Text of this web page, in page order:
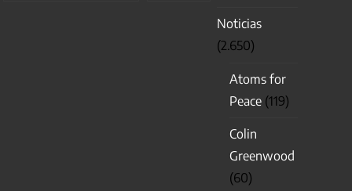
Noticias
(2.650)
Atoms for
Peace (119)
Colin
Greenwood
(60)